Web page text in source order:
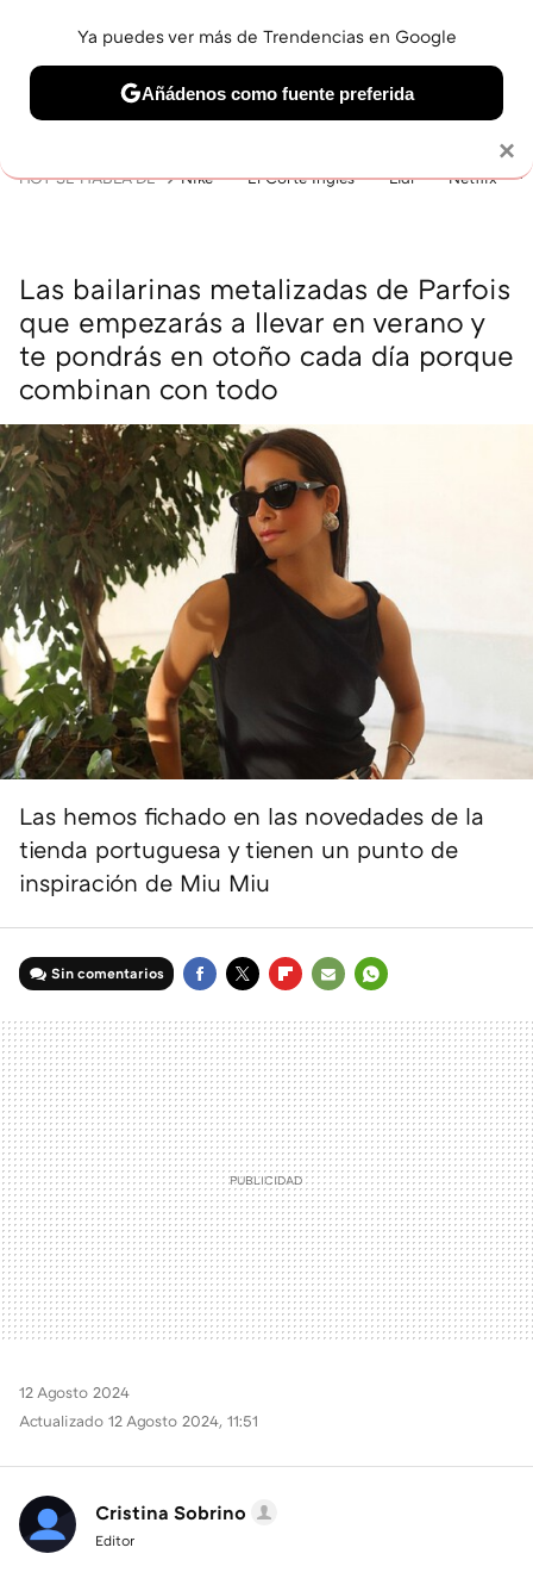
BELLEZA SHOPPING VIAJES GASTRO SNEAKERS
HOY SE HABLA DE Nike El Corte Inglés Lidl Netflix
Las bailarinas metalizadas de Parfois
que empezarás a llevar en verano y
te pondrás en otoño cada día porque
combinan con todo
Las hemos fichado en las novedades de la
tienda portuguesa y tienen un punto de
inspiración de Miu Miu
Sin comentarios
MAIL
12 Agosto 2024
Actualizado 12 Agosto 2024, 11:51
Cristina Sobrino
Editor
×
Ya puedes ver más de Trendencias en Google
Añádenos como fuente preferida